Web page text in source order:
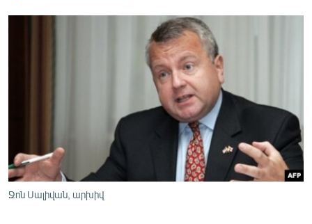
ՄԵԿՆԱԲԱՆՈՒԹՅՈՒՆ
ՏՏ ԵՒ ԻՆՏԵՐՆԵՏ
Ջոն Սալիվան, արխիվ